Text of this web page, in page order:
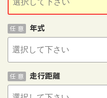
年式
任 意
走行距離
任 意